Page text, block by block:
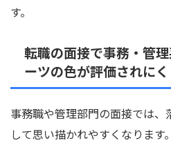
す。
転職の面接で事務・管
ーツの色が評価されに
事務職や管理部門の面接では、
して思い描かれやすくなりま